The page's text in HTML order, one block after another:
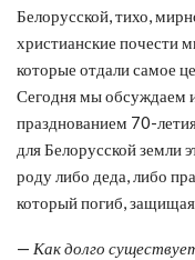
Белорусской, тихо,
христианские почести
которые отдали самое
Сегодня мы обсуждаем
празднованием 70-
для Белорусской земли
роду либо деда, либо
который погиб,
— Как долго